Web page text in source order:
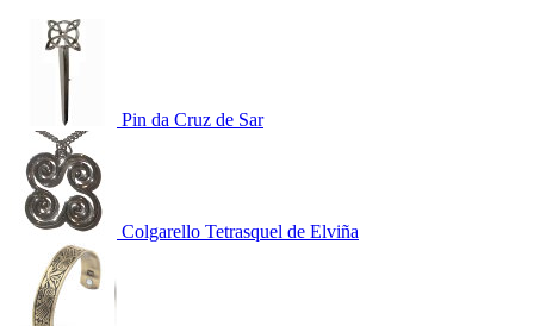
Pin da Cruz de Sar
Colgarello Tetrasquel de Elviña